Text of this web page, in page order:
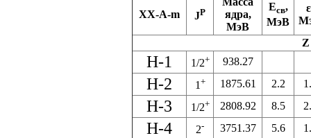
XX-A-m JP
ядра,
MэВ
Eсв,
MэВ
Z
H-1 1/2+ 938.27
H-2 1 + 1875.61 2.2
H-3 1/2+ 2808.92 8.5
H-4 2- 3751.37 5.6